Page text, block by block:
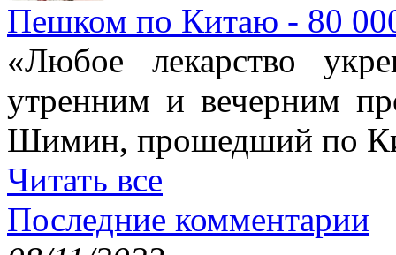
Пешком по Китаю - 80
«Любое лекарство
утренним и вечерним
Шимин, прошедший по
Читать все
Последние комментарии